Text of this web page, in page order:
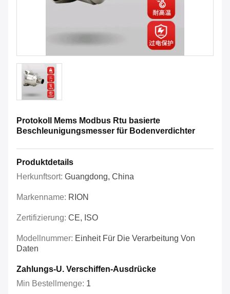
Protokoll Mems Modbus Rtu basierte
Beschleunigungsmesser für Bodenverdichter
Produktdetails
Herkunftsort: Guangdong, China
Markenname: RION
Zertifizierung: CE, ISO
Modellnummer: Einheit Für Die Verarbeitung Von
Daten
Zahlungs-U. Verschiffen-Ausdrücke
Min Bestellmenge: 1